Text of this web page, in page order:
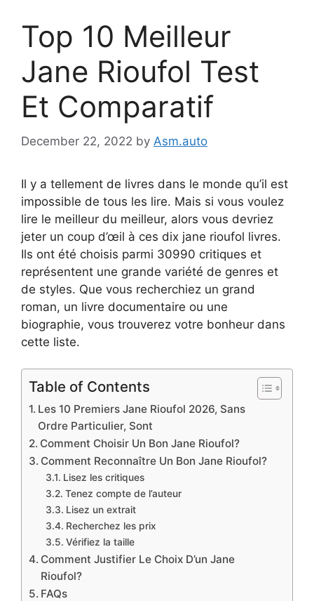
Top 10 Meilleur
Jane Rioufol Test
Et Comparatif
December 22, 2022 by Asm.auto
Il y a tellement de livres dans le monde qu’il est
impossible de tous les lire. Mais si vous voulez
lire le meilleur du meilleur, alors vous devriez
jeter un coup d’œil à ces dix jane rioufol livres.
Ils ont été choisis parmi 30990 critiques et
représentent une grande variété de genres et
de styles. Que vous recherchiez un grand
roman, un livre documentaire ou une
biographie, vous trouverez votre bonheur dans
cette liste.
Table of Contents
Les 10 Premiers Jane Rioufol 2026, Sans
Ordre Particulier, Sont
Comment Choisir Un Bon Jane Rioufol?
Comment Reconnaître Un Bon Jane Rioufol?
Lisez les critiques
Tenez compte de l’auteur
Lisez un extrait
Recherchez les prix
Vérifiez la taille
Comment Justifier Le Choix D’un Jane
Rioufol?
FAQs